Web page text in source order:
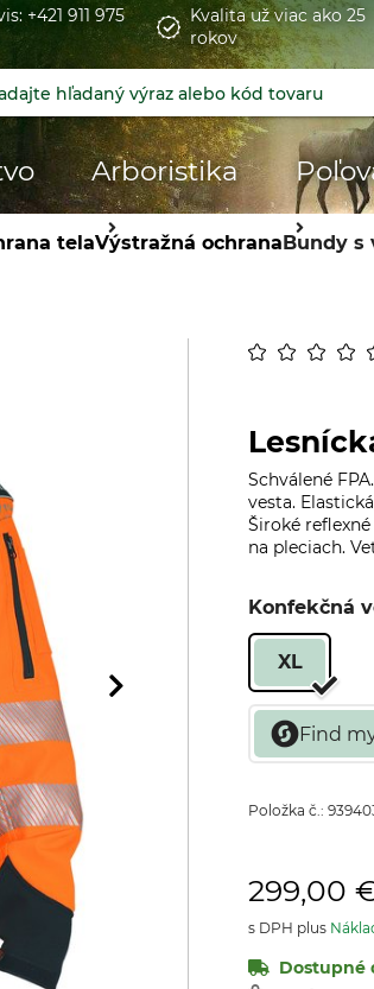
+421 911 975
Kvalita už viac ako 25
rokov
Arboristika
telaVýstražná ochranaBundy s
Schválené
vesta.
Široké
na pleciach.
Konfekčná
XL
Položka č.:
299,00
s DPH plus
Dostupné